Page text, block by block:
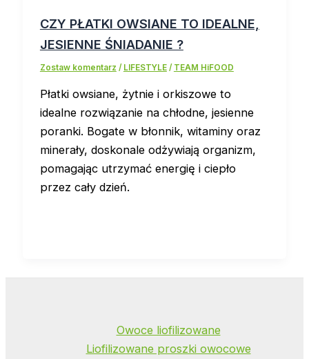
CZY PŁATKI OWSIANE TO IDEALNE,
JESIENNE ŚNIADANIE ?
Zostaw komentarz / LIFESTYLE/ TEAM HiFOOD
Płatki owsiane, żytnie i orkiszowe to
idealne rozwiązanie na chłodne, jesienne
poranki. Bogate w błonnik, witaminy oraz
minerały, doskonale odżywiają organizm,
pomagając utrzymać energię i ciepło
przez cały dzień.
Owoce liofilizowane
Liofilizowane proszki owocowe